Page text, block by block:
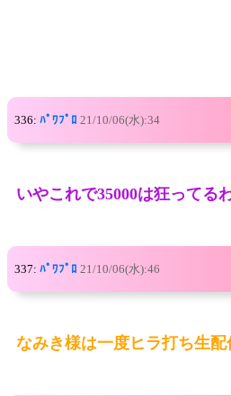
336: ﾊﾟﾜﾌﾟﾛ 21/10/06(水):34
いやこれで35000は狂ってる
337: ﾊﾟﾜﾌﾟﾛ 21/10/06(水):46
なみき様は一度ヒラ打ち生配